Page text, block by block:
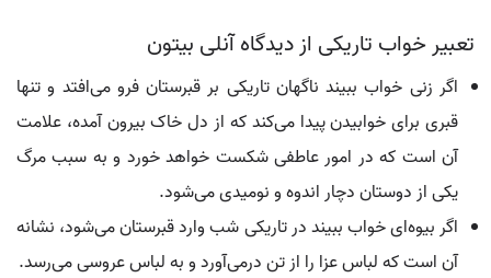
تعبیر خواب تاریکی از دیدگاه آنلی بیتون
اگر زنی خواب ببیند ناگهان تاریکی بر قبرستان فرو می‌افتد و تنها
قبری برای خوابیدن پیدا می‌کند که از دل خاک بیرون آمده، علامت
آن است که در امور عاطفی شکست خواهد خورد و به سبب مرگ
یکی از دوستان دچار اندوه و نومیدی می‌شود.
اگر بیوه‌ای خواب ببیند در تاریکی شب وارد قبرستان می‌شود، نشانه
آن است که لباس عزا را از تن درمی‌آورد و به لباس عروسی می‌رسد.